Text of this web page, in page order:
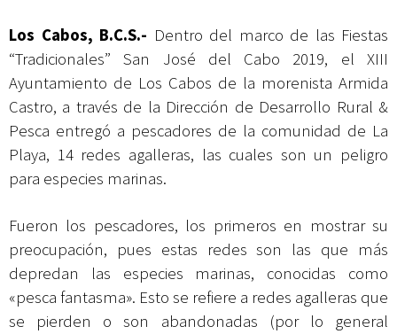
Los Cabos, B.C.S.- Dentro del marco de las Fiestas
“Tradicionales” San José del Cabo 2019, el XIII
Ayuntamiento de Los Cabos de la morenista Armida
Castro, a través de la Dirección de Desarrollo Rural &
Pesca entregó a pescadores de la comunidad de La
Playa, 14 redes agalleras, las cuales son un peligro
para especies marinas.
Fueron los pescadores, los primeros en mostrar su
preocupación, pues estas redes son las que más
depredan las especies marinas, conocidas como
«pesca fantasma». Esto se refiere a redes agalleras que
se pierden o son abandonadas (por lo general